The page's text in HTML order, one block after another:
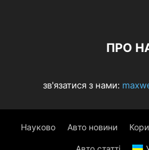
ПРО
зв'язатися з нами:
Науково Авто новини